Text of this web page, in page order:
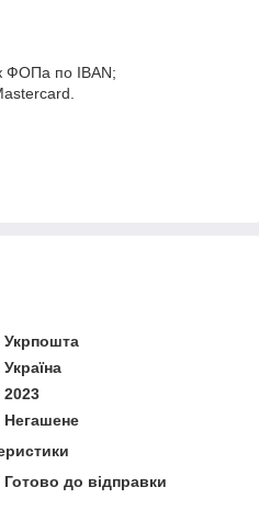
ФОПа по IBAN;
Укрпошта
Україна
2023
Негашене
Готово до відправки